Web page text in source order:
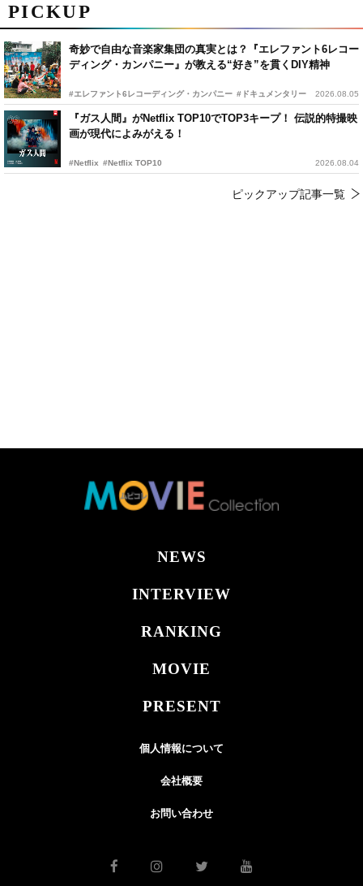
PICKUP
奇妙で自由な音楽家集団の真実とは？『エレファント6レコー
ディング・カンパニー』が教える“好き”を貫くDIY精神
#エレファント6レコーディング・カンパニー #ドキュメンタリー 2026.08.05
『ガス人間』がNetflix TOP10でTOP3キープ！ 伝説的特撮映
画が現代によみがえる！
#Netflix #Netflix TOP10 2026.08.04
ピックアップ記事一覧
NEWS
INTERVIEW
RANKING
MOVIE
PRESENT
個人情報について
会社概要
お問い合わせ